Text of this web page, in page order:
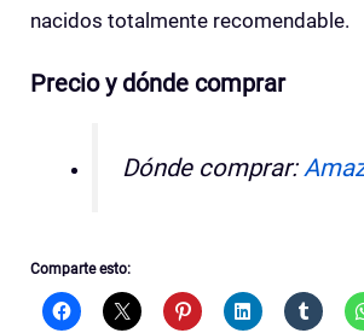
nacidos totalmente recomendable.
Precio y dónde comprar
Dónde comprar:
Comparte esto: